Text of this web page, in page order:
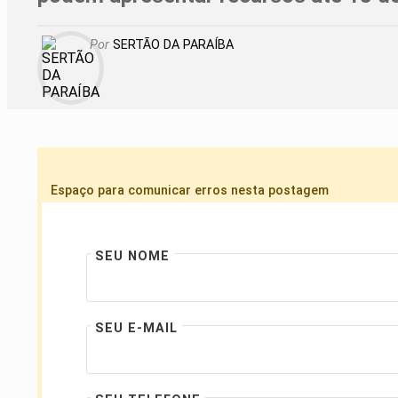
Por SERTÃO DA PARAÍBA
Espaço para comunicar erros nesta postagem
SEU NOME
SEU E-MAIL